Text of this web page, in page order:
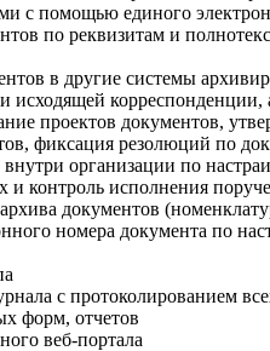
с помощью единого
по реквизитам и
в другие системы
исходящей
проектов документов,
фиксация резолюций по
организации по
и контроль исполнения
документов
номера документа по
с протоколированием
форм, отчетов
веб-портала